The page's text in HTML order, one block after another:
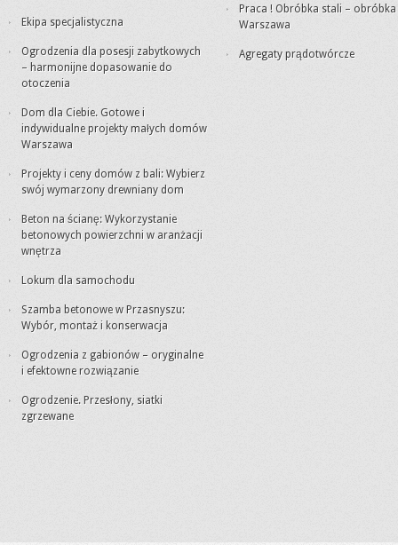
Ekipa specjalistyczna
Ogrodzenia dla posesji zabytkowych
– harmonijne dopasowanie do
otoczenia
Dom dla Ciebie. Gotowe i
indywidualne projekty małych domów
Warszawa
Projekty i ceny domów z bali: Wybierz
swój wymarzony drewniany dom
Beton na ścianę: Wykorzystanie
betonowych powierzchni w aranżacji
wnętrza
Lokum dla samochodu
Szamba betonowe w Przasnyszu:
Wybór, montaż i konserwacja
Ogrodzenia z gabionów – oryginalne
i efektowne rozwiązanie
Ogrodzenie. Przesłony, siatki
zgrzewane
Praca ! Obróbka stali – obróbka
Warszawa
Agregaty prądotwórcze